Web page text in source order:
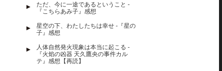
ただ、今に一途であるということ -
『こちらあみ子』感想
星空の下、わたしたちは幸せ -『星の
子』感想
人体自然発火現象は本当に起こる -
『火焰の凶器 天久鷹央の事件カル
テ』感想【再読】